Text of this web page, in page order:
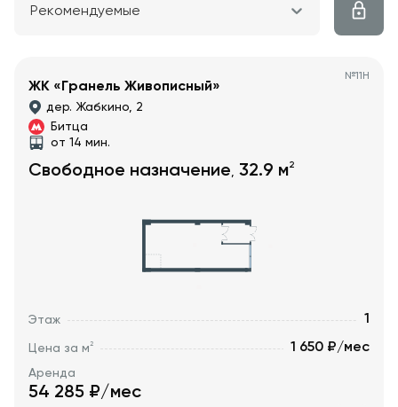
Рекомендуемые
№11Н
ЖК «Гранель Живописный»
дер. Жабкино, 2
Битца
от 14 мин.
Свободное назначение, 32.9 м2
Этаж 1
Цена за м2 1 650 ₽/мес
Аренда
54 285 ₽/мес